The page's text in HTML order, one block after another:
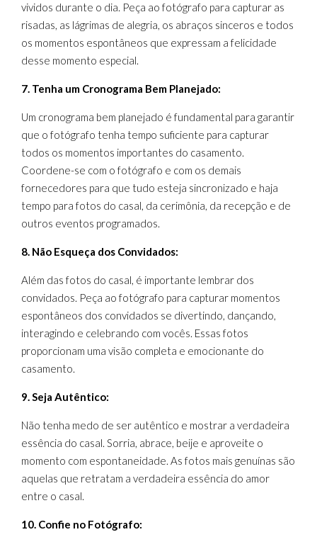
vividos durante o dia. Peça ao fotógrafo para capturar as
risadas, as lágrimas de alegria, os abraços sinceros e todos
os momentos espontâneos que expressam a felicidade
desse momento especial.
7. Tenha um Cronograma Bem Planejado:
Um cronograma bem planejado é fundamental para garantir
que o fotógrafo tenha tempo suficiente para capturar
todos os momentos importantes do casamento.
Coordene-se com o fotógrafo e com os demais
fornecedores para que tudo esteja sincronizado e haja
tempo para fotos do casal, da cerimônia, da recepção e de
outros eventos programados.
8. Não Esqueça dos Convidados:
Além das fotos do casal, é importante lembrar dos
convidados. Peça ao fotógrafo para capturar momentos
espontâneos dos convidados se divertindo, dançando,
interagindo e celebrando com vocês. Essas fotos
proporcionam uma visão completa e emocionante do
casamento.
9. Seja Autêntico:
Não tenha medo de ser autêntico e mostrar a verdadeira
essência do casal. Sorria, abrace, beije e aproveite o
momento com espontaneidade. As fotos mais genuínas são
aquelas que retratam a verdadeira essência do amor
entre o casal.
10. Confie no Fotógrafo: